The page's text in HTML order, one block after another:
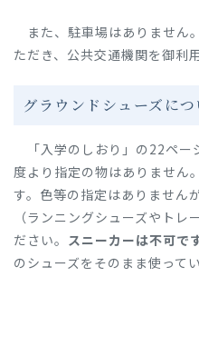
また、駐車場はありません
ただき、公共交通機関を御利
グラウンドシューズにつ
「入学のしおり」の22ペー
度より指定の物はありません
す。色等の指定はありません
（ランニングシューズやトレ
ださい。 スニーカーは不可で
のシューズをそのまま使って